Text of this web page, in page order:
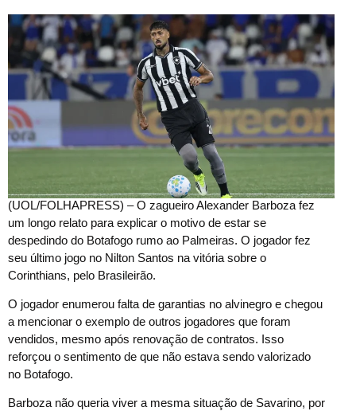
(UOL/FOLHAPRESS) – O zagueiro Alexander Barboza fez
um longo relato para explicar o motivo de estar se
despedindo do Botafogo rumo ao Palmeiras. O jogador fez
seu último jogo no Nilton Santos na vitória sobre o
Corinthians, pelo Brasileirão.
O jogador enumerou falta de garantias no alvinegro e chegou
a mencionar o exemplo de outros jogadores que foram
vendidos, mesmo após renovação de contratos. Isso
reforçou o sentimento de que não estava sendo valorizado
no Botafogo.
Barboza não queria viver a mesma situação de Savarino, por